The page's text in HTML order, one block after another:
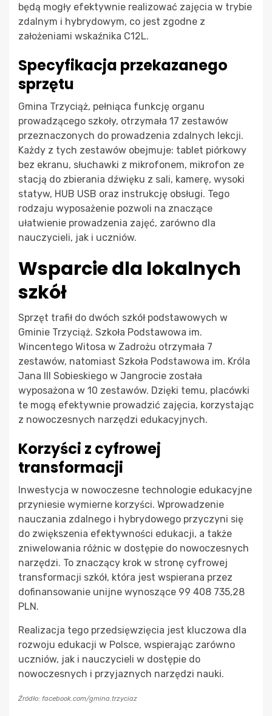
będą mogły efektywnie realizować zajęcia w trybie
zdalnym i hybrydowym, co jest zgodne z
założeniami wskaźnika C12L.
Specyfikacja przekazanego
sprzętu
Gmina Trzyciąż, pełniąca funkcję organu
prowadzącego szkoły, otrzymała 17 zestawów
przeznaczonych do prowadzenia zdalnych lekcji.
Każdy z tych zestawów obejmuje: tablet piórkowy
bez ekranu, słuchawki z mikrofonem, mikrofon ze
stacją do zbierania dźwięku z sali, kamerę, wysoki
statyw, HUB USB oraz instrukcję obsługi. Tego
rodzaju wyposażenie pozwoli na znaczące
ułatwienie prowadzenia zajęć, zarówno dla
nauczycieli, jak i uczniów.
Wsparcie dla lokalnych
szkół
Sprzęt trafił do dwóch szkół podstawowych w
Gminie Trzyciąż. Szkoła Podstawowa im.
Wincentego Witosa w Zadrożu otrzymała 7
zestawów, natomiast Szkoła Podstawowa im. Króla
Jana III Sobieskiego w Jangrocie została
wyposażona w 10 zestawów. Dzięki temu, placówki
te mogą efektywnie prowadzić zajęcia, korzystając
z nowoczesnych narzędzi edukacyjnych.
Korzyści z cyfrowej
transformacji
Inwestycja w nowoczesne technologie edukacyjne
przyniesie wymierne korzyści. Wprowadzenie
nauczania zdalnego i hybrydowego przyczyni się
do zwiększenia efektywności edukacji, a także
zniwelowania różnic w dostępie do nowoczesnych
narzędzi. To znaczący krok w stronę cyfrowej
transformacji szkół, która jest wspierana przez
dofinansowanie unijne wynoszące 99 408 735,28
PLN.
Realizacja tego przedsięwzięcia jest kluczowa dla
rozwoju edukacji w Polsce, wspierając zarówno
uczniów, jak i nauczycieli w dostępie do
nowoczesnych i przyjaznych narzędzi nauki.
Źródło: facebook.com/gmina.trzyciaz